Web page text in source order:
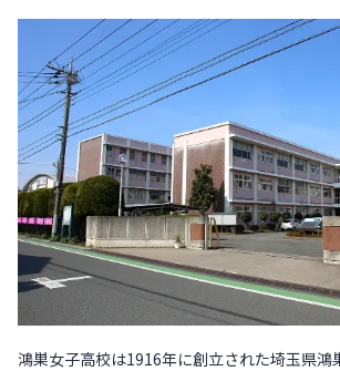
鴻巣女子高校は1916年に創立された埼玉県鴻